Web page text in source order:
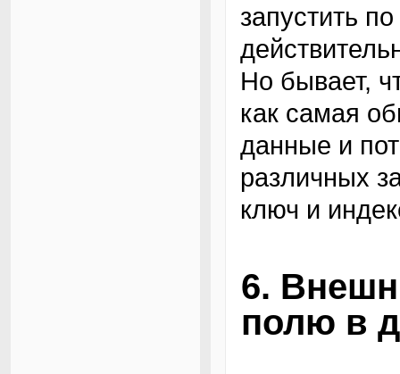
запустить
Но бывает,
как самая
данные и
различных
ключ и
6.
полю в